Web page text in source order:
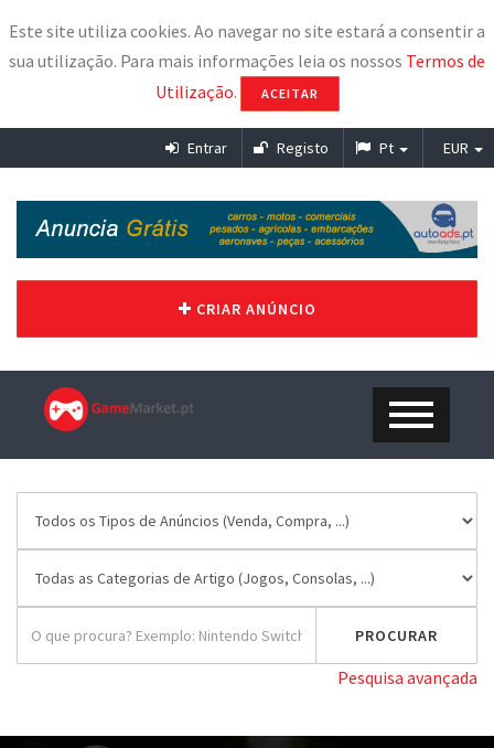
Este site utiliza cookies. Ao navegar no site estará a consentir a
sua utilização. Para mais informações leia os nossos Termos de
Utilização. ACEITAR
Entrar Registo Pt EUR
CRIAR ANÚNCIO
Pesquisa avançada